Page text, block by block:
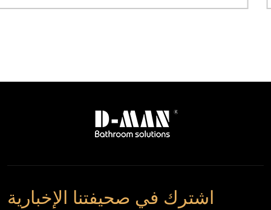
اشترك في صحيفتنا الإخبارية